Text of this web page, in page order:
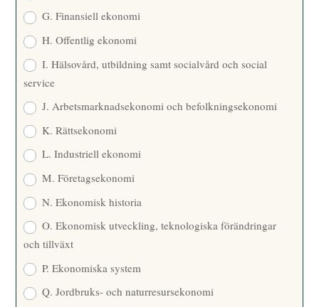
G. Finansiell ekonomi
H. Offentlig ekonomi
I. Hälsovård, utbildning samt socialvård och social
service
J. Arbetsmarknadsekonomi och befolkningsekonomi
K. Rättsekonomi
L. Industriell ekonomi
M. Företagsekonomi
N. Ekonomisk historia
O. Ekonomisk utveckling, teknologiska förändringar
och tillväxt
P. Ekonomiska system
Q. Jordbruks- och naturresursekonomi